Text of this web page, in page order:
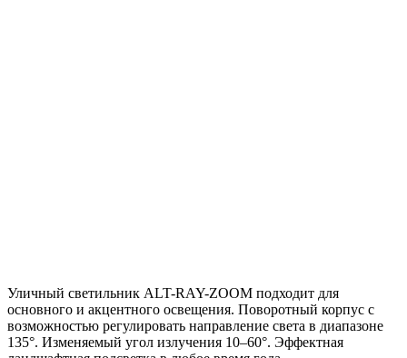
Уличный светильник ALT-RAY-ZOOM подходит для
основного и акцентного освещения. Поворотный корпус с
возможностью регулировать направление света в диапазоне
135°. Изменяемый угол излучения 10–60°. Эффектная